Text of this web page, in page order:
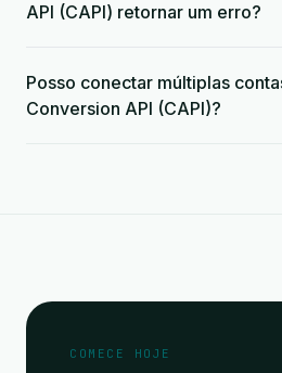
API (CAPI) retornar um erro?
Posso conectar múltiplas
Conversion API (CAPI)?
COMECE HOJE